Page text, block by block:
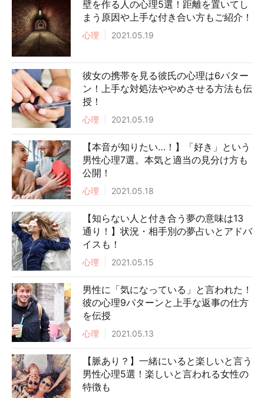
壁を作る人の心理5選！距離を置いてし
まう原因や上手な付き合い方もご紹介！
心理 2021.05.19
彼女の携帯を見る彼氏の心理は6パター
ン！上手な対処法ややめさせる方法も伝
授！
心理 2021.05.19
【本音が知りたい…！】「好き」という
男性心理7選。本気と適当の見分け方も
公開！
心理 2021.05.18
【知らない人と付き合う夢の意味は13
通り！】状況・相手別の夢占いとアドバ
イスも！
心理 2021.05.15
男性に「気になっている」と言われた！
彼の心理9パターンと上手な返事の仕方
を伝授
心理 2021.05.13
【脈あり？】一緒にいると楽しいと言う
男性心理5選！楽しいと言われる女性の
特徴も